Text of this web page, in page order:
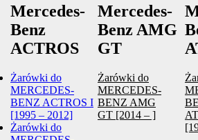
Mercedes-
Benz
ACTROS
Żarówki do
MERCEDES-
BENZ ACTROS I
[1995 – 2012]
Żarówki do
Mercedes-
Benz AMG
GT
Żarówki do
MERCEDES-
BENZ AMG
GT [2014 – ]